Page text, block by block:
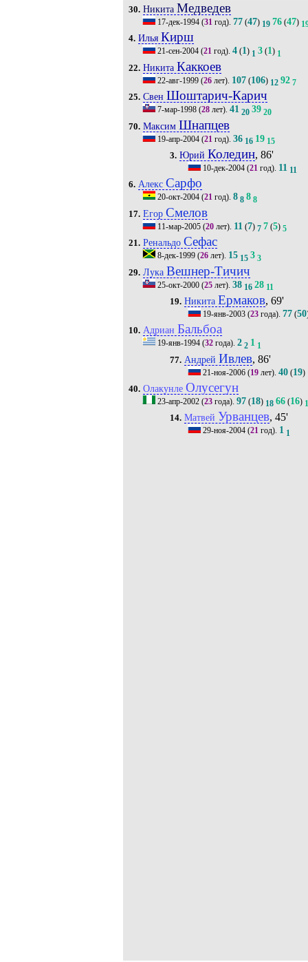
30. Никита Медведев
17-дек-1994(31год). 77(47) 19 76(47)
4. Илья Кирш
21-сен-2004(21год). 4(1) 1 3(1) 1
22. Никита Каккоев
22-авг-1999(26лет). 107(106) 12 92 7
25. Свен Шоштарич-Карич
7-мар-1998(28лет). 41 20 39 20
70. Максим Шнапцев
19-апр-2004(21 год). 36 16 19 15
3. Юрий Коледин, 86'
10-дек-2004 (21 год). 11 11
6. Алекс Сарфо
20-окт-2004(21год). 8 8 8 8
17. Егор Смелов
11-мар-2005(20лет). 11 (7) 7 7(5) 5
21. Ренальдо Сефас
8-дек-1999(26лет). 15 15 3 3
29. Лука Вешнер-Тичич
25-окт-2000(25лет). 38 16 28 11
19. Никита Ермаков, 69'
19-янв-2003 (23 года).77 (50
10. Адриан Бальбоа
19-янв-1994(32года). 2 2 1 1
77. Андрей Ивлев, 86'
21-ноя-2006 (19 лет).40 (19)
40. Олакунле Олусегун
23-апр-2002(23года). 97(18) 18 66(16)
14. Матвей Урванцев, 45'
29-ноя-2004 (21 год). 1 1